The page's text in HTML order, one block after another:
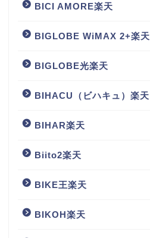
BICI AMORE楽天
BIGLOBE WiMAX 2+楽天
BIGLOBE光楽天
BIHACU（ビハキュ）楽天
BIHAR楽天
Biito2楽天
BIKE王楽天
BIKOH楽天